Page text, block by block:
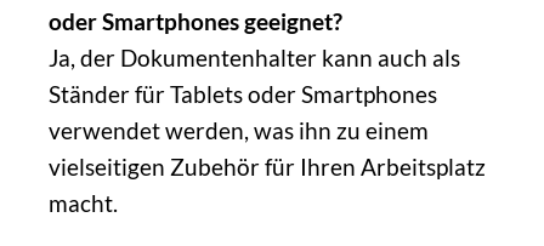
oder Smartphones geeignet?
Ja, der Dokumentenhalter kann auch als
Ständer für Tablets oder Smartphones
verwendet werden, was ihn zu einem
vielseitigen Zubehör für Ihren Arbeitsplatz
macht.